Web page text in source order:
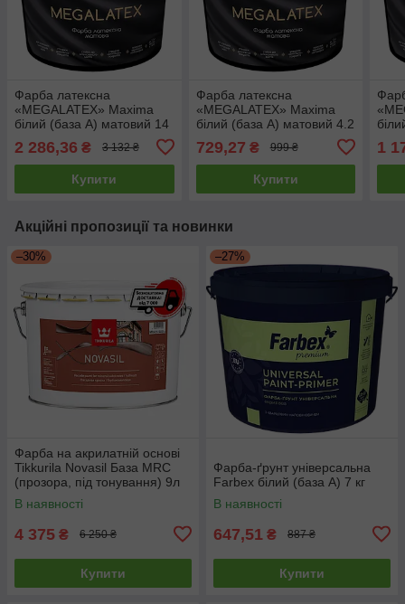
Фарба латексна
«MEGALATEX» Maxima
білий (база А) матовий 14
2 286,36 ₴ 3 132 ₴
Купити
Фарба латексна
«MEGALATEX» Maxima
білий (база А) матовий 4.2
729,27 ₴ 999 ₴
Купити
1
Акційні пропозиції та новинки
–30%
Фарба на акрилатній основі
Tikkurila Novasil База MRС
(прозора, під тонування) 9л
В наявності
4 375 ₴ 6 250 ₴
Купити
–27%
Фарба-ґрунт універсальна
Farbex білий (база А) 7 кг
В наявності
647,51 ₴ 887 ₴
Купити